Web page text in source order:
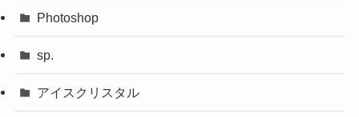
Photoshop
sp.
アイスクリスタル